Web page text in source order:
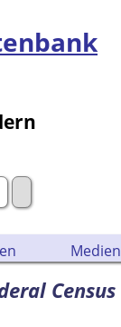
Medien
Census